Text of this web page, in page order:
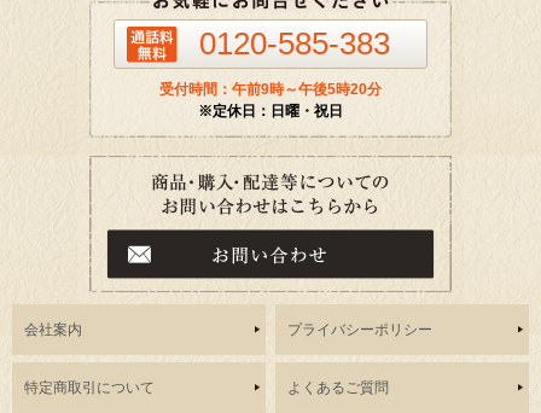
0120-585-383
受付時間：午前9時～午後5時20分
※定休日：日曜・祝日
会社案内 プライバシーポリシー
特定商取引について よくあるご質問